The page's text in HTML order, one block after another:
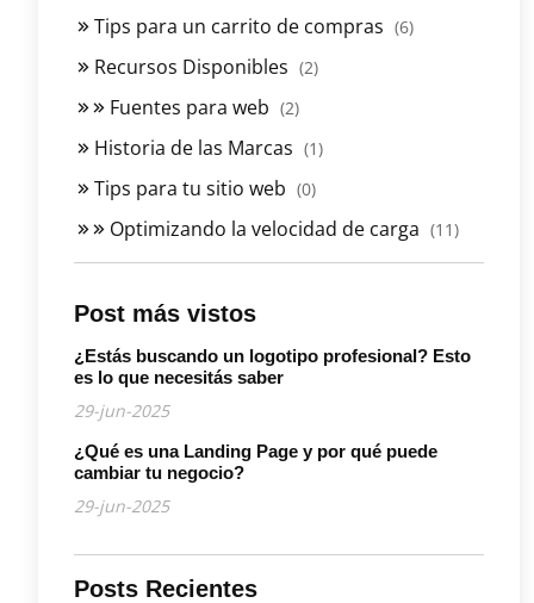
Tips para un carrito de compras (6)
Recursos Disponibles (2)
Fuentes para web (2)
Historia de las Marcas (1)
Tips para tu sitio web (0)
Optimizando la velocidad de carga (11)
Post más vistos
¿Estás buscando un logotipo profesional? Esto
es lo que necesitás saber
29-jun-2025
¿Qué es una Landing Page y por qué puede
cambiar tu negocio?
29-jun-2025
Posts Recientes